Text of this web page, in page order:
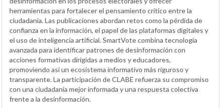
herramientas para fortalecer el pensamiento crítico entre la
ciudadanía. Las publicaciones abordan retos como la pérdida de
confianza en la información, el papel de las plataformas digitales y
el uso de inteligencia artificial. SmartVote combina tecnología
avanzada para identificar patrones de desinformación con
acciones formativas dirigidas a medios y educadores,
promoviendo así un ecosistema informativo más riguroso y
transparente. La participación de CLABE refuerza su compromiso
con una ciudadanía mejor informada y una respuesta colectiva
frente a la desinformación.